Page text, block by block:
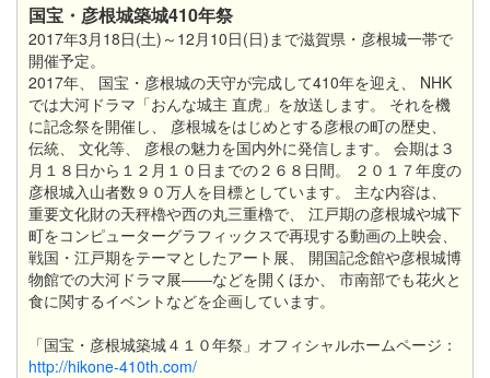
国宝・彦根城築城410年祭
2017年3月18日(土)～12月10日(日)まで滋賀県・彦根城一帯で
開催予定。
2017年、 国宝・彦根城の天守が完成して410年を迎え、 NHK
では大河ドラマ「おんな城主 直虎」を放送します。 それを機
に記念祭を開催し、 彦根城をはじめとする彦根の町の歴史、
伝統、 文化等、 彦根の魅力を国内外に発信します。 会期は３
月１８日から１２月１０日までの２６８日間。 ２０１７年度の
彦根城入山者数９０万人を目標としています。 主な内容は、
重要文化財の天秤櫓や西の丸三重櫓で、 江戸期の彦根城や城下
町をコンピューターグラフィックスで再現する動画の上映会、
戦国・江戸期をテーマとしたアート展、 開国記念館や彦根城博
物館での大河ドラマ展――などを開くほか、 市南部でも花火と
食に関するイベントなどを企画しています。
「国宝・彦根城築城４１０年祭」オフィシャルホームページ：
http://hikone-410th.com/